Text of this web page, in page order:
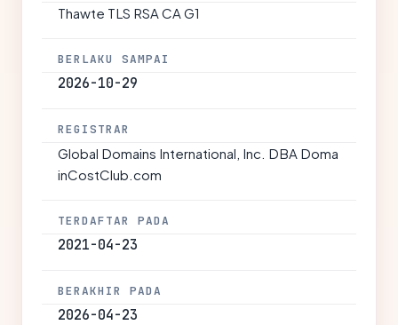
Thawte TLS RSA CA G1
BERLAKU SAMPAI
2026-10-29
REGISTRAR
Global Domains International, Inc. DBA Doma
inCostClub.com
TERDAFTAR PADA
2021-04-23
BERAKHIR PADA
2026-04-23